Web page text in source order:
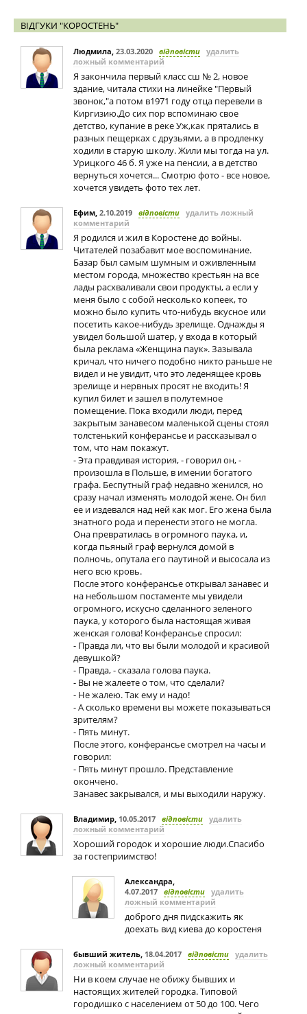
ВІДГУКИ "КОРОСТЕНЬ"
Людмила, 23.03.2020 відповісти удалить
ложный комментарий
Я закончила первый класс сш № 2, новое
здание, читала стихи на линейке "Первый
звонок,"а потом в1971 году отца перевели в
Киргизию.До сих пор вспоминаю свое
детство, купание в реке Уж,как прятались в
разных пещерках с друзьями, а в продленку
ходили в старую школу. Жили мы тогда на ул.
Урицкого 46 б. Я уже на пенсии, а в детство
вернуться хочется... Смотрю фото - все новое,
хочется увидеть фото тех лет.
Ефим, 2.10.2019 відповісти удалить ложный
комментарий
Я родился и жил в Коростене до войны.
Читателей позабавит мое воспоминание.
Базар был самым шумным и оживленным
местом города, множество крестьян на все
лады расхваливали свои продукты, а если у
меня было с собой несколько копеек, то
можно было купить что-нибудь вкусное или
посетить какое-нибудь зрелище. Однажды я
увидел большой шатер, у входа в который
была реклама «Женщина паук». Зазывала
кричал, что ничего подобно никто раньше не
видел и не увидит, что это леденящее кровь
зрелище и нервных просят не входить! Я
купил билет и зашел в полутемное
помещение. Пока входили люди, перед
закрытым занавесом маленькой сцены стоял
толстенький конферансье и рассказывал о
том, что нам покажут.
- Эта правдивая история, - говорил он, -
произошла в Польше, в имении богатого
графа. Беспутный граф недавно женился, но
сразу начал изменять молодой жене. Он бил
ее и издевался над ней как мог. Его жена была
знатного рода и перенести этого не могла.
Она превратилась в огромного паука, и,
когда пьяный граф вернулся домой в
полночь, опутала его паутиной и высосала из
него всю кровь.
После этого конферансье открывал занавес и
на небольшом постаменте мы увидели
огромного, искусно сделанного зеленого
паука, у которого была настоящая живая
женская голова! Конферансье спросил:
- Правда ли, что вы были молодой и красивой
девушкой?
- Правда, - сказала голова паука.
- Вы не жалеете о том, что сделали?
- Не жалею. Так ему и надо!
- А сколько времени вы можете показываться
зрителям?
- Пять минут.
После этого, конферансье смотрел на часы и
говорил:
- Пять минут прошло. Представление
окончено.
Занавес закрывался, и мы выходили наружу.
Владимир, 10.05.2017 відповісти удалить
ложный комментарий
Хороший городок и хорошие люди.Спасибо
за гостеприимство!
Александра,
4.07.2017 відповісти удалить
ложный комментарий
доброго дня пидскажить як
доехать вид киева до коростеня
бывший житель, 18.04.2017 відповісти удалить
ложный комментарий
Ни в коем случае не обижу бывших и
настоящих жителей городка. Типовой
городишко с населением от 50 до 100. Чего